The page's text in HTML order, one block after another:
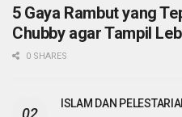
5 Gaya Rambut yang
Chubby agar Tampil
0 SHARES
ISLAM DAN